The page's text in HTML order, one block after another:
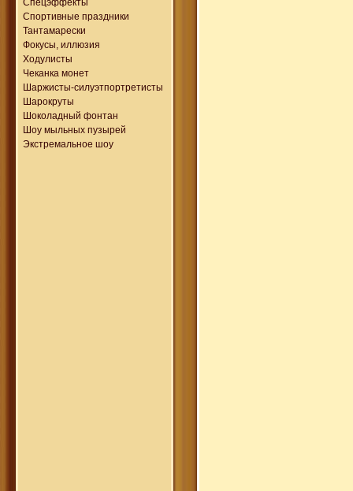
Спецэффекты
Спортивные праздники
Тантамарески
Фокусы, иллюзия
Ходулисты
Чеканка монет
Шаржисты-силуэтпортретисты
Шарокруты
Шоколадный фонтан
Шоу мыльных пузырей
Экстремальное шоу